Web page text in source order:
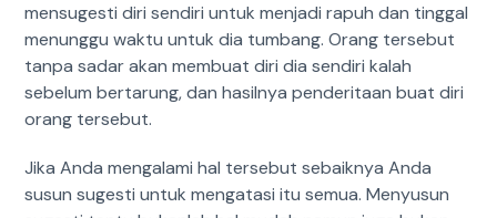
mensugesti diri sendiri untuk menjadi rapuh dan tinggal
menunggu waktu untuk dia tumbang. Orang tersebut
tanpa sadar akan membuat diri dia sendiri kalah
sebelum bertarung, dan hasilnya penderitaan buat diri
orang tersebut.
Jika Anda mengalami hal tersebut sebaiknya Anda
susun sugesti untuk mengatasi itu semua. Menyusun